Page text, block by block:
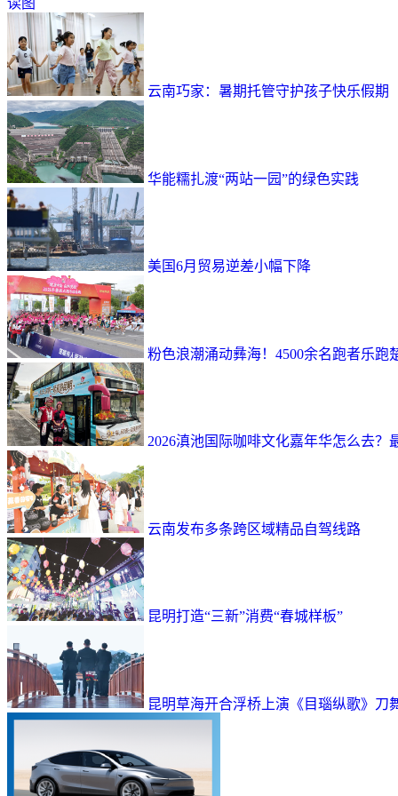
读图
云南巧家：暑期托管守护孩子快乐假期
华能糯扎渡“两站一园”的绿色实践
美国6月贸易逆差小幅下降
粉色浪潮涌动彝海！4500余名跑者乐跑
2026滇池国际咖啡文化嘉年华怎么去
云南发布多条跨区域精品自驾线路
昆明打造“三新”消费“春城样板”
昆明草海开合浮桥上演《目瑙纵歌》刀